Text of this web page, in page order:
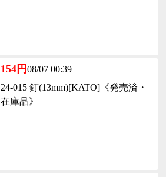
154円08/07 00:39
24-015 釘(13mm)[KATO]《発売済・
在庫品》